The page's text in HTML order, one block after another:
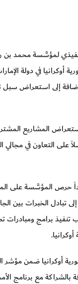
لمؤسَّسة محمد بن
في دولة
إلى استعراض سبل
المشاريع
التعاون في مجالي
حرص المؤسَّسة على
تبادل الخبرات بين
تنفيذ برامج ومبادرات
أوكرانيا ضمن مؤشر
مع برنامج